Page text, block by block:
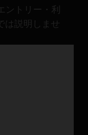
ントリー・利
は説明しませ